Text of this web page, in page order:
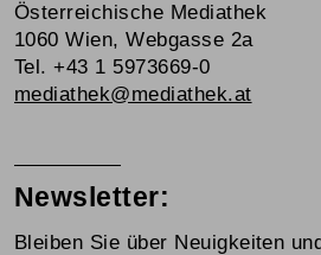
Österreichische Mediathek
1060 Wien, Webgasse 2a
Tel. +43 1 5973669-0
mediathek@mediathek.at
Newsletter:
Bleiben Sie über Neuigkeiten